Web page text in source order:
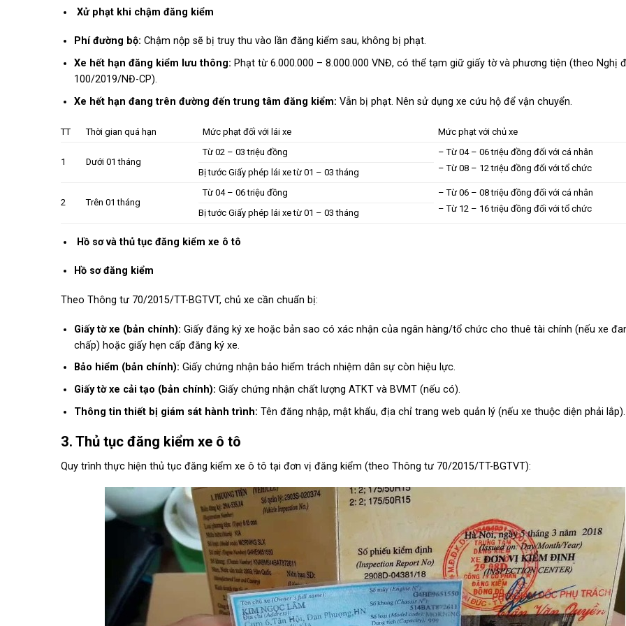
Xử phạt khi chậm đăng kiểm
Phí đường bộ: Chậm nộp sẽ bị truy thu vào lần đăng kiểm sau, không bị phạt.
Xe hết hạn đăng kiểm lưu thông: Phạt từ 6.000.000 – 8.000.000 VNĐ, có thể tạm giữ giấy tờ và phương tiện (theo Nghị
100/2019/NĐ-CP).
Xe hết hạn đang trên đường đến trung tâm đăng kiểm: Vẫn bị phạt. Nên sử dụng xe cứu hộ để vận chuyển.
TT Thời gian quá hạn Mức phạt đối với lái xe Mức phạt với chủ xe
1 Dưới 01 tháng
Từ 02 – 03 triệu đồng
– Từ 04 – 06 triệu đồng đối với cá nhân
– Từ 08 – 12 triệu đồng đối với tổ chức
Bị tước Giấy phép lái xe từ 01 – 03 tháng
2 Trên 01 tháng
Từ 04 – 06 triệu đồng
– Từ 06 – 08 triệu đồng đối với cá nhân
– Từ 12 – 16 triệu đồng đối với tổ chức
Bị tước Giấy phép lái xe từ 01 – 03 tháng
Hồ sơ và thủ tục đăng kiểm xe ô tô
Hồ sơ đăng kiểm
Theo Thông tư 70/2015/TT-BGTVT, chủ xe cần chuẩn bị:
Giấy tờ xe (bản chính): Giấy đăng ký xe hoặc bản sao có xác nhận của ngân hàng/tổ chức cho thuê tài chính (nếu xe
chấp) hoặc giấy hẹn cấp đăng ký xe.
Bảo hiểm (bản chính): Giấy chứng nhận bảo hiểm trách nhiệm dân sự còn hiệu lực.
Giấy tờ xe cải tạo (bản chính): Giấy chứng nhận chất lượng ATKT và BVMT (nếu có).
Thông tin thiết bị giám sát hành trình: Tên đăng nhập, mật khẩu, địa chỉ trang web quản lý (nếu xe thuộc diện phải lắp).
3. Thủ tục đăng kiểm xe ô tô
Quy trình thực hiện thủ tục đăng kiểm xe ô tô tại đơn vị đăng kiểm (theo Thông tư 70/2015/TT-BGTVT):